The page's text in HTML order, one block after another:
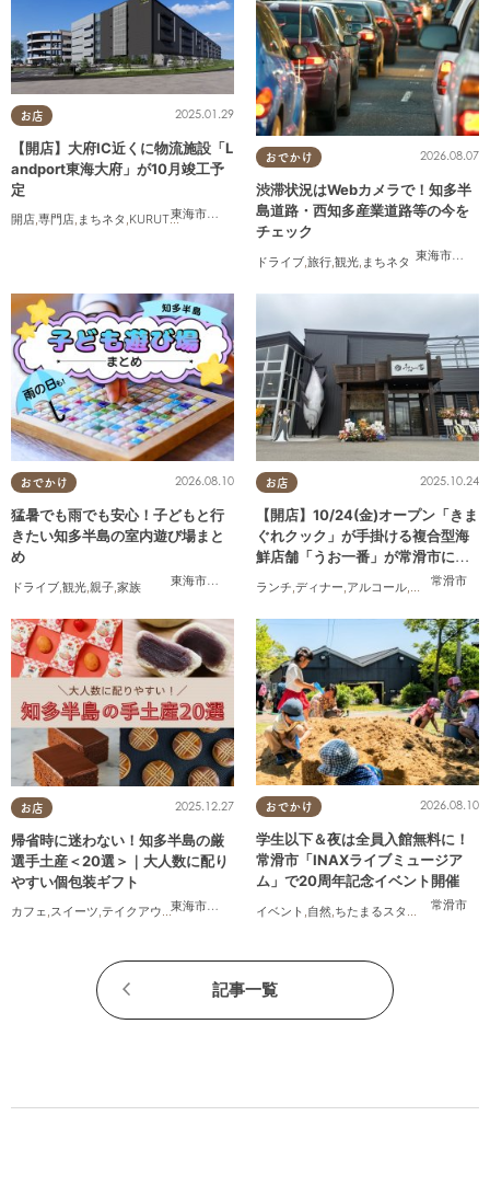
お店
東海市
,大府市
2025.01.29
【開店】大府IC近くに物流施設「L
andport東海大府」が10月竣工予
定
開店,専門店, まちネタ ,KURUTOHP
おでかけ
東海市
,大府
2026.08.07
渋滞状況はWebカメラで！知多半
島道路・西知多産業道路等の今を
チェック
ドライブ 旅行 観光 まちネタ
おでかけ
東海市
,大府市 知多市, 半田市, 常滑市
2026.08.10
猛暑でも雨でも安心！子どもと行
きたい知多半島の室内遊び場まと
め
ドライブ 観光 親子 家族
お店
常滑市
2025.10.24
【開店】10/24(金)オープン「きま
ぐれクック」が手掛ける複合型海
鮮店舗「うお一番」が常滑市に誕
ランチ ディナー アルコール 開店,まちネタ
お店
東海市
,大府市 知多市 東浦町,阿久比町, 半田市 常滑市,武豊
2025.12.27
帰省時に迷わない！知多半島の厳
選手土産＜20選＞｜大人数に配り
やすい個包装ギフト
カフェ,スイーツ,テイクアウト ,まとめ記事
おでかけ
常滑市
2026.08.10
学生以下＆夜は全員入館無料に！
常滑市「INAXライブミュージア
ム」で20周年記念イベント開催
イベント 自然 ちたまるスタイル掲載店
記事一覧